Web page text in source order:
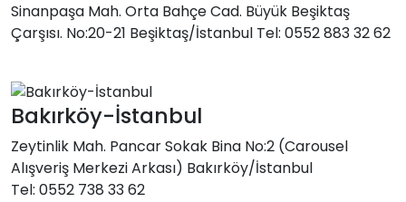
Sinanpaşa Mah. Orta Bahçe Cad. Büyük Beşiktaş
Çarşısı. No:20-21 Beşiktaş/İstanbul Tel: 0552 883 32 62
Bakırköy-İstanbul
Zeytinlik Mah. Pancar Sokak Bina No:2 (Carousel
Alışveriş Merkezi Arkası) Bakırköy/İstanbul
Tel: 0552 738 33 62